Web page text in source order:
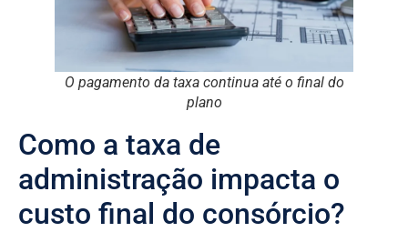
O pagamento da taxa continua até o final do
plano
Como a taxa de
administração impacta o
custo final do consórcio?